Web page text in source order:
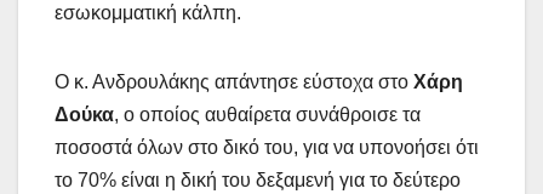
εσωκομματική κάλπη.
Ο κ. Ανδρουλάκης απάντησε εύστοχα στο Χάρη
Δούκα, ο οποίος αυθαίρετα συνάθροισε τα
ποσοστά όλων στο δικό του, για να υπονοήσει ότι
το 70% είναι η δική του δεξαμενή για το δεύτερο